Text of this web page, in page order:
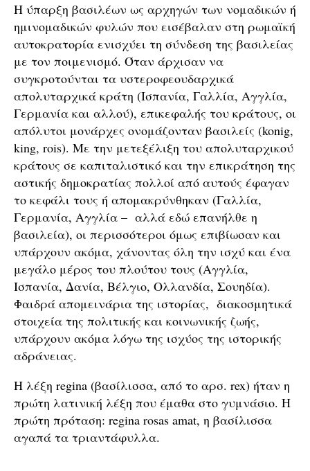
Η ύπαρξη βασιλέων ως αρχηγών των νομαδικών ή
ημινομαδικών φυλών που εισέβαλαν στη ρωμαϊκή
αυτοκρατορία ενισχύει τη σύνδεση της βασιλείας
με τον ποιμενισμό. Όταν άρχισαν να
συγκροτούνται τα υστεροφεουδαρχικά
απολυταρχικά κράτη (Ισπανία, Γαλλία, Αγγλία,
Γερμανία και αλλού), επικεφαλής του κράτους, οι
απόλυτοι μονάρχες ονομάζονταν βασιλείς (konig,
king, rois). Με την μετεξέλιξη του απολυταρχικού
κράτους σε καπιταλιστικό και την επικράτηση της
αστικής δημοκρατίας πολλοί από αυτούς έφαγαν
το κεφάλι τους ή απομακρύνθηκαν (Γαλλία,
Γερμανία, Αγγλία – αλλά εδώ επανήλθε η
βασιλεία), οι περισσότεροι όμως επιβίωσαν και
υπάρχουν ακόμα, χάνοντας όλη την ισχύ και ένα
μεγάλο μέρος του πλούτου τους (Αγγλία,
Ισπανία, Δανία, Βέλγιο, Ολλανδία, Σουηδία).
Φαιδρά απομεινάρια της ιστορίας, διακοσμητικά
στοιχεία της πολιτικής και κοινωνικής ζωής,
υπάρχουν ακόμα λόγω της ισχύος της ιστορικής
αδράνειας.
Η λέξη regina (βασίλισσα, από το αρσ. rex) ήταν η
πρώτη λατινική λέξη που έμαθα στο γυμνάσιο. Η
πρώτη πρόταση: regina rosas amat, η βασίλισσα
αγαπά τα τριαντάφυλλα.